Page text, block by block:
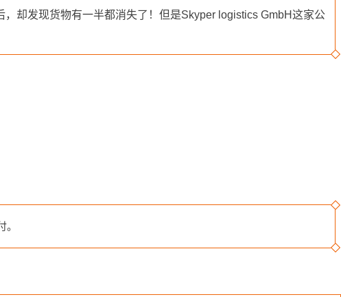
却发现货物有一半都消失了！但是Skyper logistics GmbH这家公